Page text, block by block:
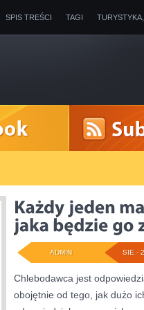
SPIS TREŚCI TAGI
SIE -
ADMIN
Chlebodawca jest
obojętnie od tego, jak dużo